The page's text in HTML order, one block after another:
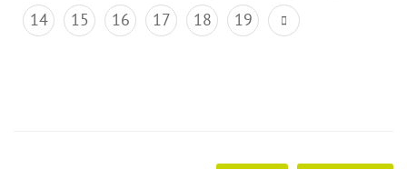
14
15 16 17 18 19